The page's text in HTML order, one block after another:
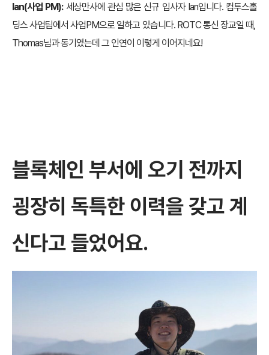
Ian(사업 PM): 세상만사에 관심 많은 신규 입사자 Ian입니다. 컴투스홀
딩스 사업팀에서 사업PM으로 일하고 있습니다. ROTC 통신 장교일 때,
Thomas님과 동기였는데 그 인연이 이렇게 이어지네요!
블록체인 부서에 오기 전까지
굉장히 독특한 이력을 갖고 계
신다고 들었어요.